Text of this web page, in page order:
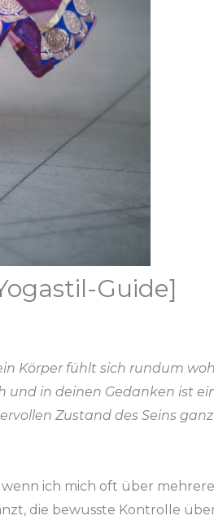
Guide]
Körper fühlt sich rundum
in deinen Gedanken ist
Zustand des Seins
ich mich oft über
die bewusste Kontrolle